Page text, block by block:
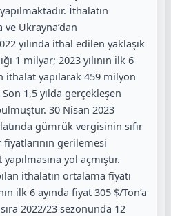
İthalatın
ve Ukrayna’dan
yılında ithal edilen yaklaşık
1 milyar; 2023 yılının ilk 6
ithalat yapılarak 459 milyon
1,5 yılda gerçekleşen
30 Nisan 2023
gümrük vergisinin sıfır
fiyatlarının gerilemesi
yol açmıştır.
ithalatın ortalama fiyatı
ilk 6 ayında fiyat 305 $/Ton’a
2022/23 sezonunda 12